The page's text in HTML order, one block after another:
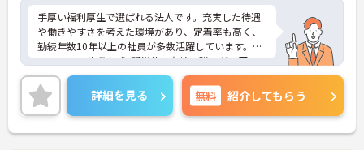
手厚い福利厚生で選ばれる法人です。充実した待遇
や働きやすさを考えた環境があり、定着率も高く、
勤続年数10年以上の社員が多数活躍しています。リ
フレッシュ休暇や1時間単位の有給も職員がお互い
に協力しあってこの制度を活用しています。働きや
すい環境を皆で作ろうという文化がここにはありま
す。
詳細を見る 無料 紹介してもらう